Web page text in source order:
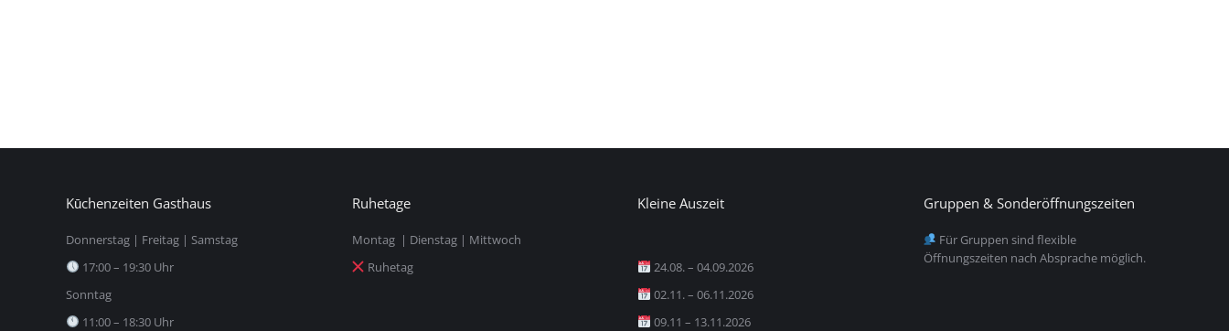
Kūchenzeiten Gasthaus
Donnerstag | Freitag | Samstag
17:00 – 19:30 Uhr
Sonntag
11:00 – 18:30 Uhr
Ruhetage
Montag | Dienstag | Mittwoch
Ruhetag
Kleine Auszeit
24.08. – 04.09.2026
02.11. – 06.11.2026
09.11 – 13.11.2026
Gruppen & Sonderöffnungszeiten
Für Gruppen sind flexible
Öffnungszeiten nach Absprache möglich.